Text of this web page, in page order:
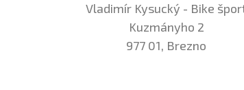
Vladimír Kysucký - Bike
Kuzmányho 2
977 01, Brezno